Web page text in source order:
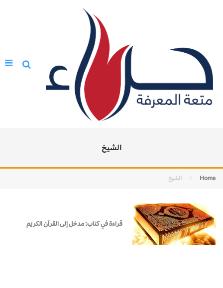
الشيخ
Home الشيخ
قراءة في كتاب: مدخل إلى القرآن الكريم